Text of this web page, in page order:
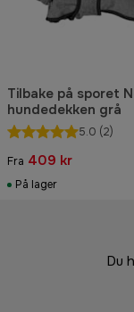
Tilbake på sporet
hundedekken grå
5.0 (2)
Fra 409 kr
På lager
Du